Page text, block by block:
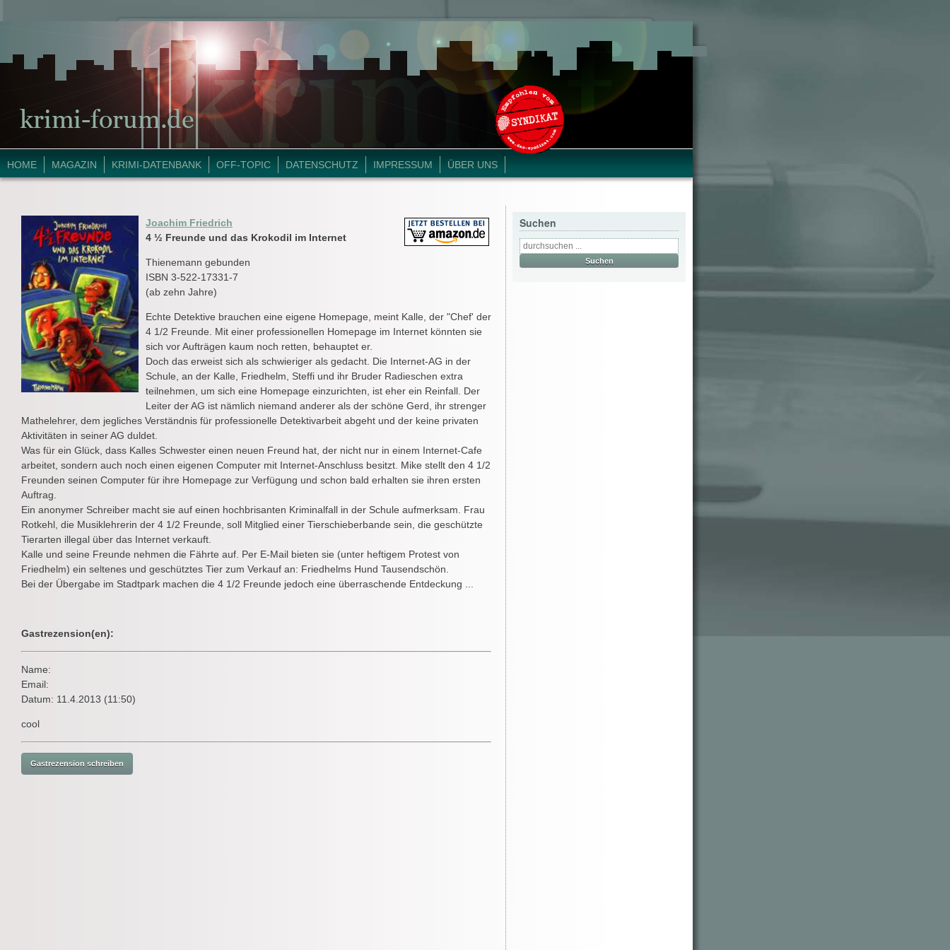
HOME MAGAZIN KRIMI-DATENBANK OFF-TOPIC DATENSCHUTZ IMPRESSUM ÜBER UNS
Joachim Friedrich
4 ½ Freunde und das Krokodil im Internet
Thienemann gebunden
ISBN 3-522-17331-7
(ab zehn Jahre)
Echte Detektive brauchen eine eigene Homepage, meint Kalle, der "Chef' der
4 1/2 Freunde. Mit einer professionellen Homepage im Internet könnten sie
sich vor Aufträgen kaum noch retten, behauptet er.
Doch das erweist sich als schwieriger als gedacht. Die Internet-AG in der
Schule, an der Kalle, Friedhelm, Steffi und ihr Bruder Radieschen extra
teilnehmen, um sich eine Homepage einzurichten, ist eher ein Reinfall. Der
Leiter der AG ist nämlich niemand anderer als der schöne Gerd, ihr strenger
Mathelehrer, dem jegliches Verständnis für professionelle Detektivarbeit abgeht und der keine privaten
Aktivitäten in seiner AG duldet.
Was für ein Glück, dass Kalles Schwester einen neuen Freund hat, der nicht nur in einem Internet-Cafe
arbeitet, sondern auch noch einen eigenen Computer mit Internet-Anschluss besitzt. Mike stellt den 4 1/2
Freunden seinen Computer für ihre Homepage zur Verfügung und schon bald erhalten sie ihren ersten
Auftrag.
Ein anonymer Schreiber macht sie auf einen hochbrisanten Kriminalfall in der Schule aufmerksam. Frau
Rotkehl, die Musiklehrerin der 4 1/2 Freunde, soll Mitglied einer Tierschieberbande sein, die geschützte
Tierarten illegal über das Internet verkauft.
Kalle und seine Freunde nehmen die Fährte auf. Per E-Mail bieten sie (unter heftigem Protest von
Friedhelm) ein seltenes und geschütztes Tier zum Verkauf an: Friedhelms Hund Tausendschön.
Bei der Übergabe im Stadtpark machen die 4 1/2 Freunde jedoch eine überraschende Entdeckung ...
Gastrezension(en):
Name:
Email:
Datum: 11.4.2013 (11:50)
cool
Suchen